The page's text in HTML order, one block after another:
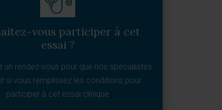
vous participer à cet
essai ?
un rendez-vous pour que nos spécialistes
si vous remplissez les conditions pour
participer à cet essai clinique